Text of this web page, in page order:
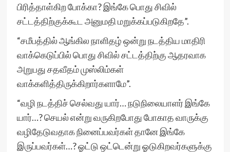
பிரித்தாள்கிற போக்கா? இங்கே பொது சிவில்
சட்டத்திற்குக்கூட அனுமதி மறுக்கப்படுகிறதே”.
“சமீபத்தில் ஆங்கில நாளிதழ் ஒன்று நடத்திய மாதிரி
வாக்கெடுப்பில் பொது சிவில் சட்டத்திற்கு ஆதரவாக
அறுபது சதவீதம் முஸ்லிம்கள்
வாக்களித்திருக்கிறார்களாமே”.
“வழி நடத்திச் செல்வது யார்… நடுநிலையாளர் இங்கே
யார்…? செயல் என்று வருகிறபோது போகாத வாருக்கு
வழிதேடுவதாக நினைப்பவர்கள் தானே இங்கே
இருப்பவர்கள்…? ஓட்டு ஒட்டென்று ஓடுகிறவர்களுக்கு